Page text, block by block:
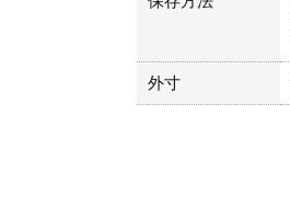
外寸